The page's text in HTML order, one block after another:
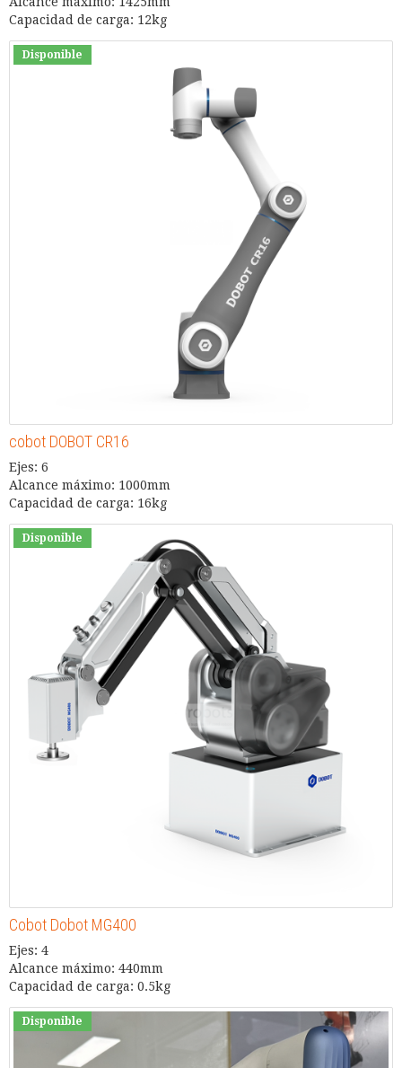
Capacidad de carga: 12kg
Disponible
cobot DOBOT CR16
Ejes: 6
Alcance máximo: 1000mm
Capacidad de carga: 16kg
Disponible
Cobot Dobot MG400
Ejes: 4
Alcance máximo: 440mm
Capacidad de carga: 0.5kg
Disponible